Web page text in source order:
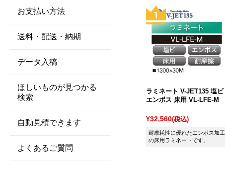
ラミネート V-JET135 塩ビ
エンボス 床用 VL-LFE-M
¥32,560(税込)
耐摩耗性に優れたエンボス加工
の床用ラミネートです。
お支払い方法
送料・配送・納期
データ入稿
ほしいものが見つかる
検索
自動見積できます
よくあるご質問